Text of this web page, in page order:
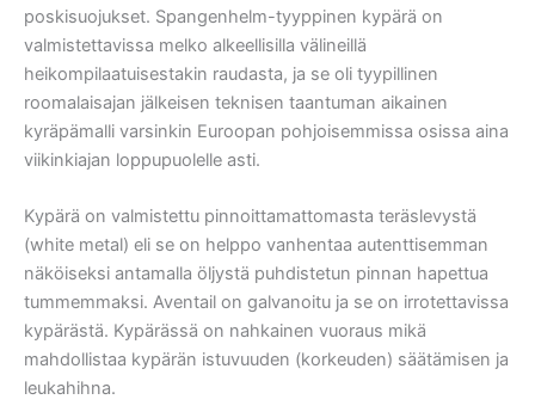
poskisuojukset. Spangenhelm-tyyppinen kypärä on
valmistettavissa melko alkeellisilla välineillä
heikompilaatuisestakin raudasta, ja se oli tyypillinen
roomalaisajan jälkeisen teknisen taantuman aikainen
kyräpämalli varsinkin Euroopan pohjoisemmissa osissa aina
viikinkiajan loppupuolelle asti.
Kypärä on valmistettu pinnoittamattomasta teräslevystä
(white metal) eli se on helppo vanhentaa autenttisemman
näköiseksi antamalla öljystä puhdistetun pinnan hapettua
tummemmaksi. Aventail on galvanoitu ja se on irrotettavissa
kypärästä. Kypärässä on nahkainen vuoraus mikä
mahdollistaa kypärän istuvuuden (korkeuden) säätämisen ja
leukahihna.